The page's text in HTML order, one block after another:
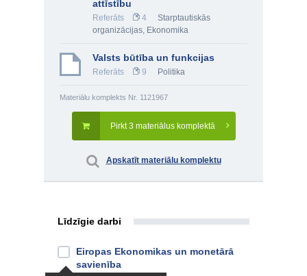
attīstību
Referāts 4
Starptautiskās
organizācijas, Ekonomika
Valsts būtība un funkcijas
Referāts 9 Politika
Materiālu komplekts Nr. 1121967
Pirkt 3 materiālus komplektā
Apskatīt materiālu komplektu
Līdzīgie darbi
Eiropas Ekonomikas un monetārā
savienība